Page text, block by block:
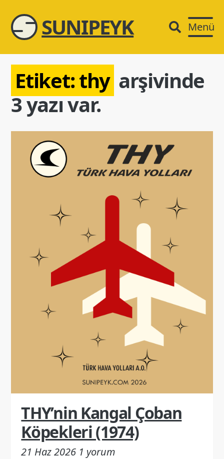
SUNIPEYK Menü
Etiket:thy arşivinde
3 yazı var.
THY’nin Kangal Çoban
Köpekleri (1974)
21 Haz 2026 1 yorum